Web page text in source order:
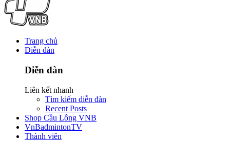
Trang chủ
Diễn đàn
Diễn đàn
Liên kết nhanh
Tìm kiếm diễn đàn
Recent Posts
Shop Cầu Lông VNB
VnBadmintonTV
Thành viên